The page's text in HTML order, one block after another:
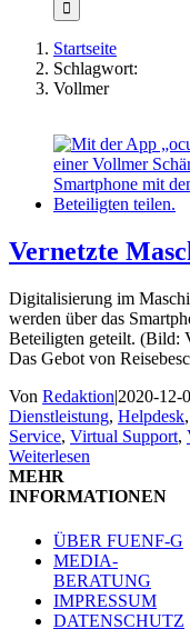
Startseite
Schlagwort:
Vollmer
Vernetzte
Digitalisierung im
werden über das
Beteiligten geteilt. (Bild:
Das Gebot von
Von Redaktion|2020-12-
Dienstleistung, Helpdesk,
Service, Virtual Support,
Weiterlesen
MEHR
INFORMATIONEN
ÜBER FUENF-G
MEDIA-
BERATUNG
IMPRESSUM
DATENSCHUTZ